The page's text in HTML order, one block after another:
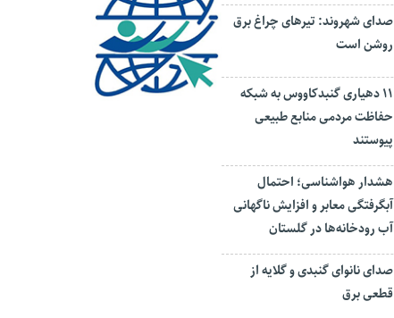
صدای شهروند: تیرهای چراغ برق
روشن است
۱۱ دهیاری گنبدکاووس به شبکه
حفاظت مردمی منابع طبیعی
پیوستند
هشدار هواشناسی؛ احتمال
آبگرفتگی معابر و افزایش ناگهانی
آب رودخانه‌ها در گلستان
صدای نانوای گنبدی و گلایه از
قطعی برق